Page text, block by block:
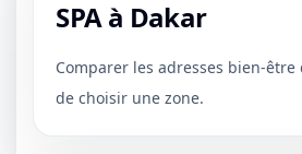
SPA à Dakar
Comparer les adresses bien-
de choisir une zone.